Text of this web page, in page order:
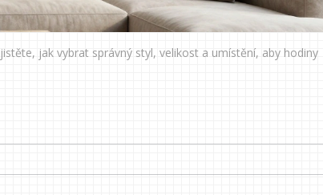
jak vybrat správný styl, velikost a umístění, aby hodiny